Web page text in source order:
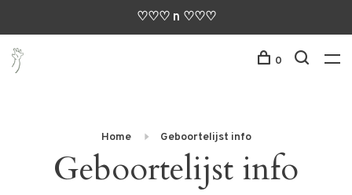
♡♡♡ n ♡♡♡
0
Home Geboortelijst info
Geboortelijst info